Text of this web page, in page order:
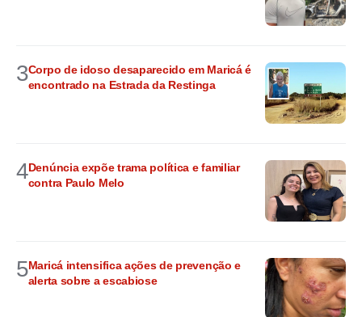
3Corpo de idoso desaparecido em Maricá é
encontrado na Estrada da Restinga
4Denúncia expõe trama política e familiar
contra Paulo Melo
5Maricá intensifica ações de prevenção e
alerta sobre a escabiose